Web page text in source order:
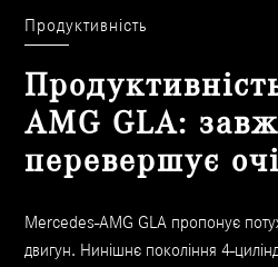
Продуктивність
AMG GLA:
перевершує
Mercedes-AMG GLA пропонує
двигун. Нинішнє покоління 4-